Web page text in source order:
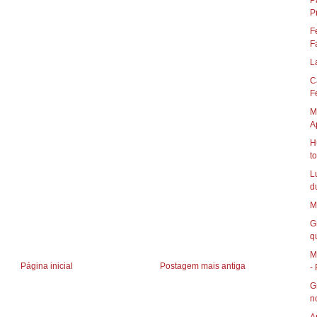
Postagem mais antiga
Página inicial
-